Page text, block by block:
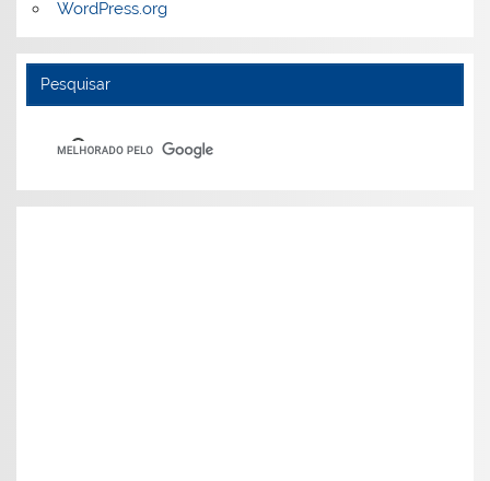
WordPress.org
Pesquisar